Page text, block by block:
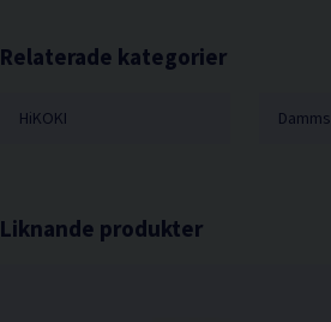
Relaterade kategorier
HiKOKI
Liknande produkter